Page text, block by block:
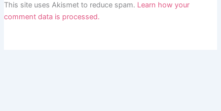
This site uses Akismet to reduce spam. Learn how your
comment data is processed.